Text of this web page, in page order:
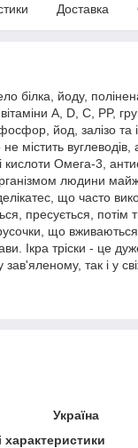
Доставка
білка, йоду,
А, D, C, PP,
йод, залізо та
містить вуглеводів,
кислоти Омега-3,
людини
що часто
пресується, потім
що
Ікра тріски - це
так і у
Україна